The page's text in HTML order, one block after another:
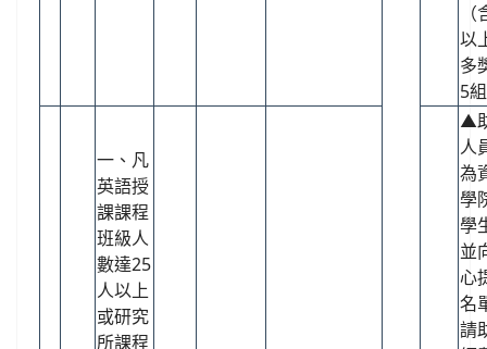
以
多
5
一、凡
英語授
課課程
班級人
數達25
人以上
或研究
所課程
▲
人
為
學
學
並
心
名
請